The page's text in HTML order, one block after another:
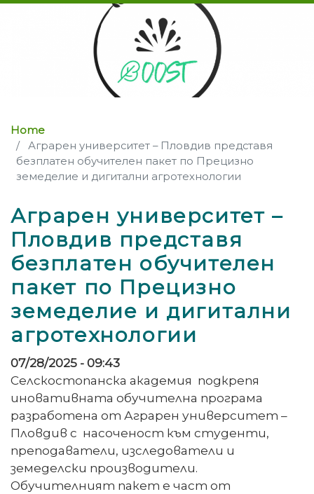
Home
Аграрен университет – Пловдив представя
безплатен обучителен пакет по Прецизно
земеделие и дигитални агротехнологии
Аграрен университет –
Пловдив представя
безплатен обучителен
пакет по Прецизно
земеделие и дигитални
агротехнологии
07/28/2025 - 09:43
Селскостопанска академия подкрепя
иновативната обучителна програма
разработена от Аграрен университет –
Пловдив с насоченост към студенти,
преподаватели, изследователи и
земеделски производители.
Обучителният пакет е част от